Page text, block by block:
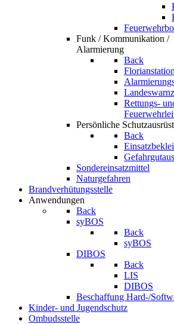
Funk / Kommunikation /
Alarmierung
Back
Florianstation
Rettungs-
Persönliche
Back
Sondereinsatzmittel
Naturgefahren
Brandverhütungsstelle
Anwendungen
Back
syBOS
Back
syBOS
DIBOS
Back
LIS
DIBOS
Beschaffung Hard-/
Kinder- und Jugendschutz
Ombudsstelle